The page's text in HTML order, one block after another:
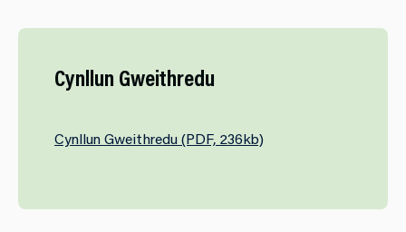
Cynllun Gweithredu
Cynllun Gweithredu (PDF, 236kb)